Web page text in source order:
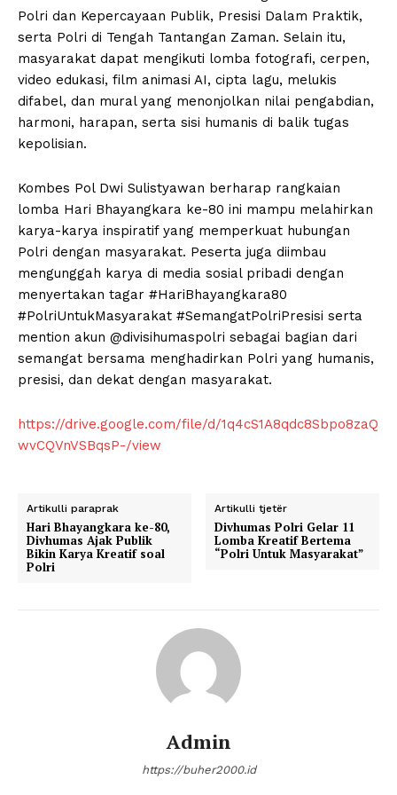
Polri dan Kepercayaan Publik, Presisi Dalam Praktik,
serta Polri di Tengah Tantangan Zaman. Selain itu,
masyarakat dapat mengikuti lomba fotografi, cerpen,
video edukasi, film animasi AI, cipta lagu, melukis
difabel, dan mural yang menonjolkan nilai pengabdian,
harmoni, harapan, serta sisi humanis di balik tugas
kepolisian.
Kombes Pol Dwi Sulistyawan berharap rangkaian
lomba Hari Bhayangkara ke-80 ini mampu melahirkan
karya-karya inspiratif yang memperkuat hubungan
Polri dengan masyarakat. Peserta juga diimbau
mengunggah karya di media sosial pribadi dengan
menyertakan tagar #HariBhayangkara80
#PolriUntukMasyarakat #SemangatPolriPresisi serta
mention akun @divisihumaspolri sebagai bagian dari
semangat bersama menghadirkan Polri yang humanis,
presisi, dan dekat dengan masyarakat.
https://drive.google.com/file/d/1q4cS1A8qdc8Sbpo8zaQ
wvCQVnVSBqsP-/view
Artikulli paraprak
Hari Bhayangkara ke-80,
Divhumas Ajak Publik
Bikin Karya Kreatif soal
Polri
Artikulli tjetër
Divhumas Polri Gelar 11
Lomba Kreatif Bertema
“Polri Untuk Masyarakat”
Admin
https://buher2000.id